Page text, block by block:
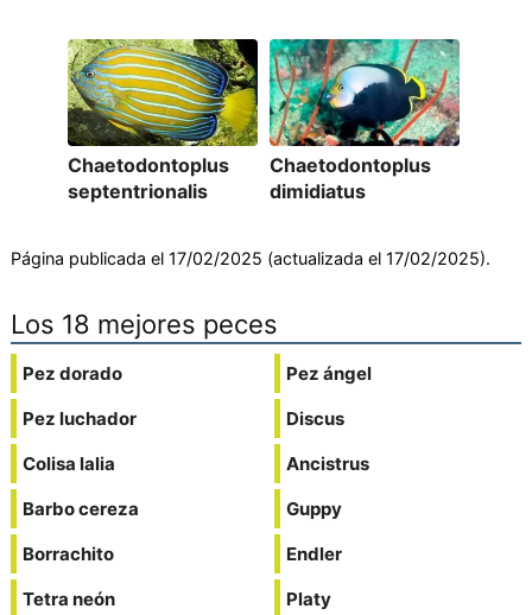
Chaetodontoplus
septentrionalis
Chaetodontoplus
dimidiatus
Página publicada el 17/02/2025 (actualizada el 17/02/2025).
Los 18 mejores peces
Pez dorado
Pez luchador
Colisa lalia
Barbo cereza
Borrachito
Tetra neón
Pez ángel
Discus
Ancistrus
Guppy
Endler
Platy